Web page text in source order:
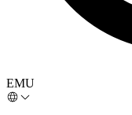
EMU